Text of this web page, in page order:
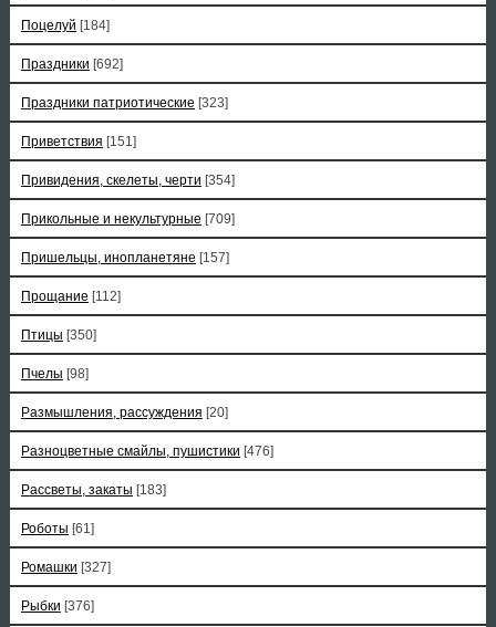
Поцелуй [184]
Праздники [692]
Праздники патриотические [323]
Приветствия [151]
Привидения, скелеты, черти [354]
Прикольные и некультурные [709]
Пришельцы, инопланетяне [157]
Прощание [112]
Птицы [350]
Пчелы [98]
Размышления, рассуждения [20]
Разноцветные смайлы, пушистики [476]
Рассветы, закаты [183]
Роботы [61]
Ромашки [327]
Рыбки [376]